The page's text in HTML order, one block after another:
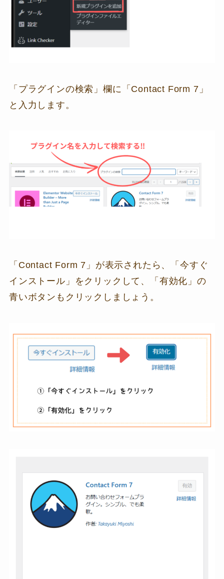
「プラグインの検索」欄に「Contact Form 7」
と入力します。
「Contact Form 7」が表示されたら、「今すぐ
インストール」をクリックして、「有効化」の
青いボタンもクリックしましょう。